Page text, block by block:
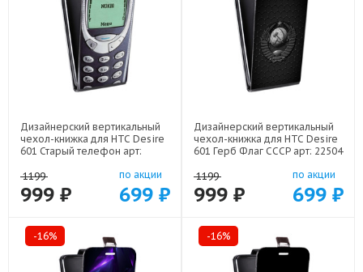
Дизайнерский вертикальный
чехол-книжка для HTC Desire
601 Старый телефон арт:
1199
999 ₽
по акции
699 ₽
Дизайнерский вертикальный
чехол-книжка для HTC Desire
601 Герб Флаг СССР арт: 22504
1199
999 ₽
по акции
699 ₽
-16% -16%